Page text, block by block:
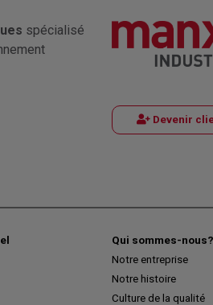
spécialisé
Devenir
Qui sommes-nous?
Notre entreprise
Notre histoire
Culture de la qualité